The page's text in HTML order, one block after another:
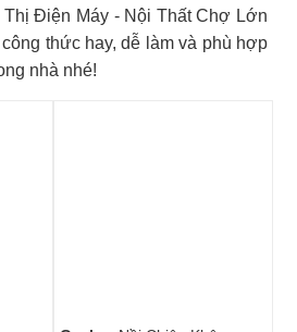
Thị Điện Máy - Nội Thất Chợ Lớn
thức hay, dễ làm và phù hợp
nhà nhé!